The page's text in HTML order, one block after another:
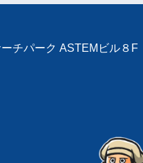
チパーク ASTEMビル８F